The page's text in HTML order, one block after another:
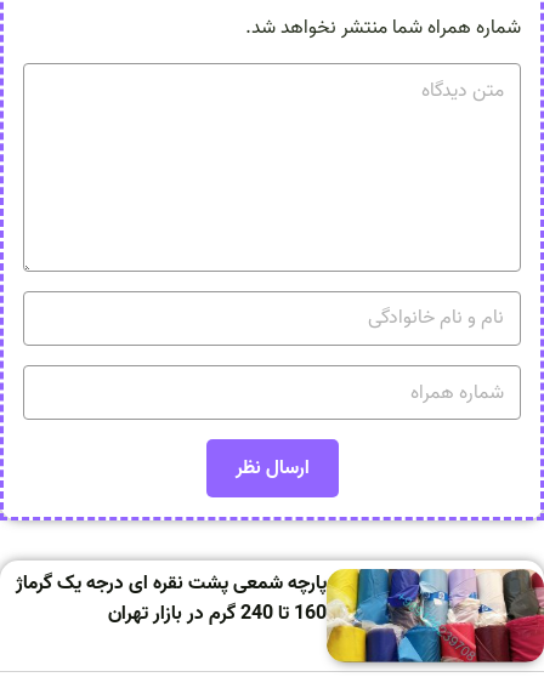
شماره همراه شما منتشر نخواهد شد.
پارچه شمعی پشت نقره ای درجه یک گرماژ
160 تا 240 گرم در بازار تهران